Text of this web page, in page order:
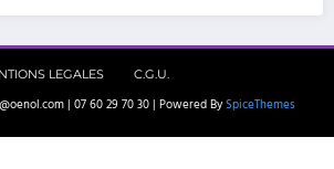
LEGALES C.G.U.
| 07 60 29 70 30 | Powered By SpiceThemes